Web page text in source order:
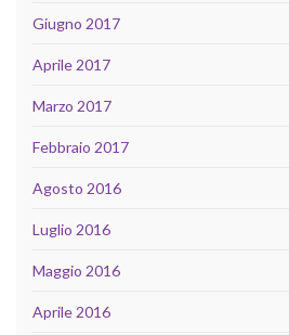
Giugno 2017
Aprile 2017
Marzo 2017
Febbraio 2017
Agosto 2016
Luglio 2016
Maggio 2016
Aprile 2016